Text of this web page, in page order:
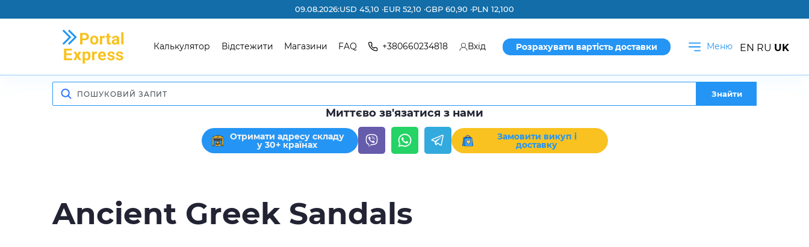
09.08.2026:USD 45,10 ·EUR 52,10 ·GBP 60,90 ·PLN 12,100
Калькулятор Відстежити Магазини FAQ +380660234818 Вхід Розрахувати вартість доставки Меню
Знайти
Миттєво зв'язатися з нами
Отримати адресу складу
у 30+ країнах
Замовити викуп і
доставку
Ancient Greek Sandals
EN RU UK